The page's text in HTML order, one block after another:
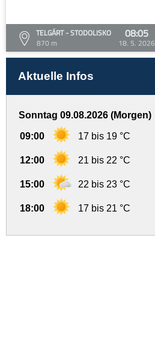
TELGÁRT - STODOLISKO
870 m
08:05
18. 5. 2026
Aktuelle Infos
Sonntag 09.08.2026 (Morgen)
09:00 17 bis 19 °C
12:00 21 bis 22 °C
15:00 22 bis 23 °C
18:00 17 bis 21 °C